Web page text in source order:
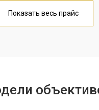
Показать весь прайс